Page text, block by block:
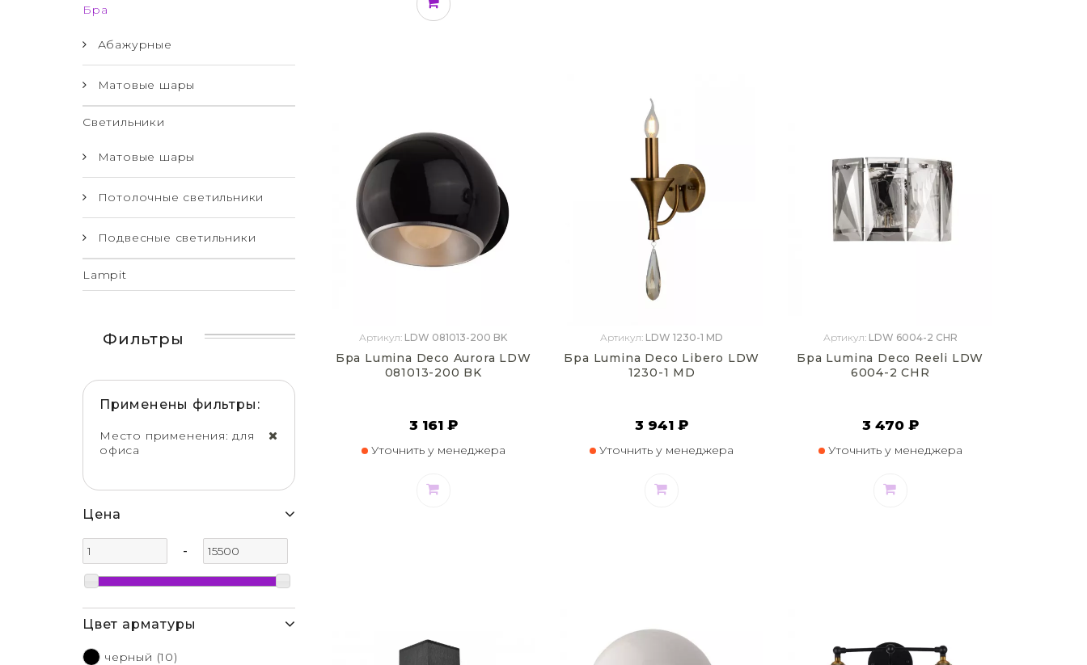
Бра
Абажурные
Матовые шары
Светильники
Матовые шары
Потолочные светильники
Подвесные светильники
Lampit
Фильтры
Применены фильтры:
Место применения: для
офиса
Цена
-
Цвет арматуры
черный (10)
Артикул: LDW 081013-200 BK
Бра Lumina Deco Aurora LDW
081013-200 BK
3 161 ₽
Уточнить у менеджера
Артикул: LDW 1230-1 MD
Бра Lumina Deco Libero LDW
1230-1 MD
3 941 ₽
Уточнить у менеджера
Артикул: LDW 6004-2 CHR
Бра Lumina Deco Reeli LDW
6004-2 CHR
3 470 ₽
Уточнить у менеджера